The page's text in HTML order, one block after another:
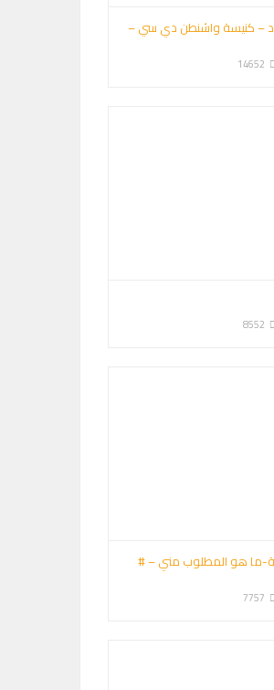
– كنيسة واشنطن دي سي –
14652
8552
ما هو المطلوب مني – #
7757